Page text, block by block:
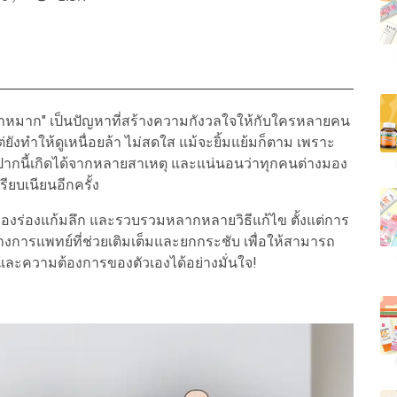
มาก" เป็นปัญหาที่สร้างความกังวลใจให้กับใครหลายคน
งทำให้ดูเหนื่อยล้า ไม่สดใส แม้จะยิ้มแย้มก็ตาม เพราะ
กนี้เกิดได้จากหลายสาเหตุ และแน่นอนว่าทุกคนต่างมอง
ยบเนียนอีกครั้ง
องแก้มลึก และรวบรวมหลากหลายวิธีแก้ไข ตั้งแต่การ
การแพทย์ที่ช่วยเติมเต็มและยกกระชับ เพื่อให้สามารถ
ความต้องการของตัวเองได้อย่างมั่นใจ!